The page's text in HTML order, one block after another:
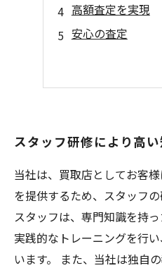
高額査定を実現
安心の査定
スタッフ研修により高
当社は、買取店としてお客
を提供するため、スタッフの
スタッフは、専門知識を持
実践的なトレーニングを行
います。 また、当社は独自